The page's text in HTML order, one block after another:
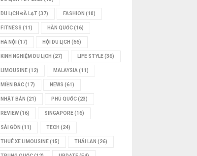
DU LỊCH ĐÀ LẠT(37) FASHION (10)
FITNESS (11) HÀN QUỐC(16)
HÀ NỘI (17) HỘI DU LỊCH (66)
KINH NGHIỆM DU LỊCH (27) LIFE STYLE(36)
LIMOUSINE(12) MALAYSIA (11)
MIỀN BẮC(17) NEWS (61)
NHẬT BẢN (21) PHÚ QUỐC(23)
REVIEW(16) SINGAPORE(16)
SÀI GÒN (11) TECH (24)
THUÊ XE LIMOUSINE(15) THÁI LAN (26)